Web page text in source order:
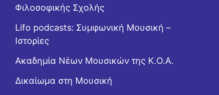
Φιλοσοφικής Σχολής
Lifo podcasts: Συμφωνική Μουσική –
Ιστορίες
Ακαδημία Νέων Μουσικών της Κ.Ο.Α.
Δικαίωμα στη Μουσική